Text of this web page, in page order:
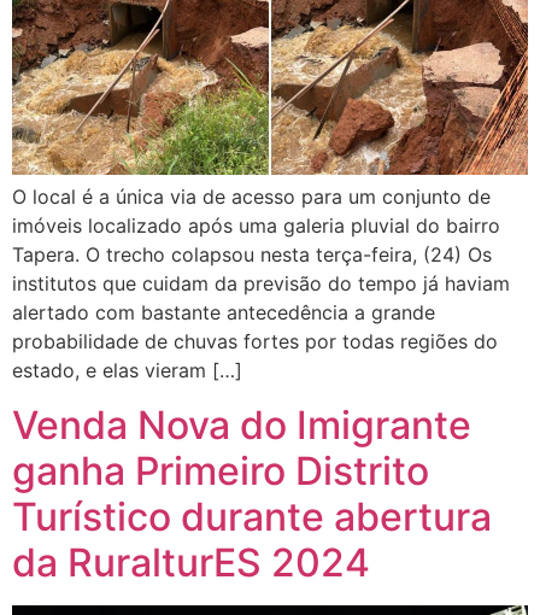
O local é a única via de acesso para um conjunto de
imóveis localizado após uma galeria pluvial do bairro
Tapera. O trecho colapsou nesta terça-feira, (24) Os
institutos que cuidam da previsão do tempo já haviam
alertado com bastante antecedência a grande
probabilidade de chuvas fortes por todas regiões do
estado, e elas vieram […]
Venda Nova do Imigrante
ganha Primeiro Distrito
Turístico durante abertura
da RuralturES 2024